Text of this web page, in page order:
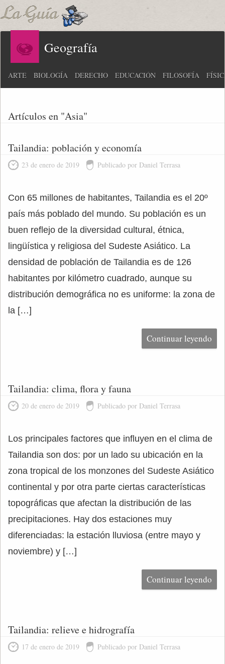
Geografía
ARTE BIOLOGÍA DERECHO EDUCACIÓN FILOSOFÍA
Artículos en "Asia"
Tailandia: población y economía
23 de enero de 2019 Publicado por Daniel Terrasa
Con 65 millones de habitantes, Tailandia es el 20º
país más poblado del mundo. Su población es un
buen reflejo de la diversidad cultural, étnica,
lingüística y religiosa del Sudeste Asiático. La
densidad de población de Tailandia es de 126
habitantes por kilómetro cuadrado, aunque su
distribución demográfica no es uniforme: la zona de
la […]
Continuar leyendo
Tailandia: clima, flora y fauna
20 de enero de 2019 Publicado por Daniel Terrasa
Los principales factores que influyen en el clima de
Tailandia son dos: por un lado su ubicación en la
zona tropical de los monzones del Sudeste Asiático
continental y por otra parte ciertas características
topográficas que afectan la distribución de las
precipitaciones. Hay dos estaciones muy
diferenciadas: la estación lluviosa (entre mayo y
noviembre) y […]
Continuar leyendo
Tailandia: relieve e hidrografía
17 de enero de 2019 Publicado por Daniel Terrasa